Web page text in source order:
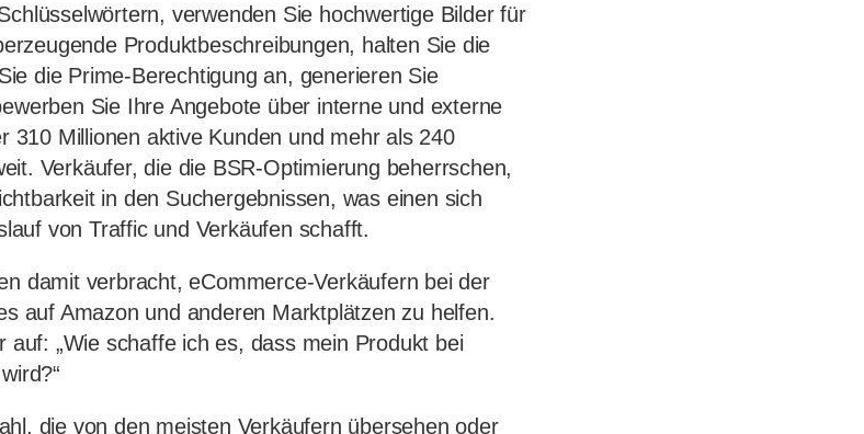
verwenden Sie hochwertige Bilder für
Produktbeschreibungen, halten Sie die
die Prime-Berechtigung an, generieren Sie
Sie Ihre Angebote über interne und externe
310 Millionen aktive Kunden und mehr als 240
Verkäufer, die die BSR-Optimierung beherrschen,
in den Suchergebnissen, was einen sich
von Traffic und Verkäufen schafft.
damit verbracht, eCommerce-Verkäufern bei der
auf Amazon und anderen Marktplätzen zu helfen.
auf: „Wie schaffe ich es, dass mein Produkt bei
die von den meisten Verkäufern übersehen oder